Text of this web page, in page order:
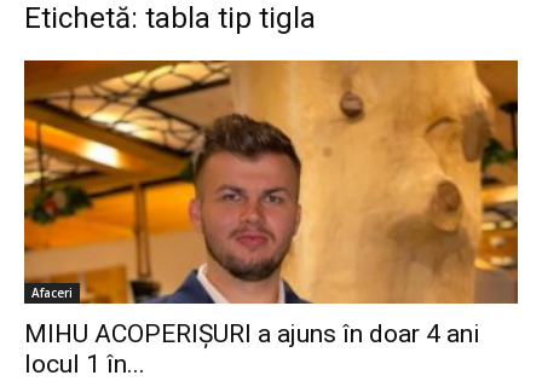
Etichetă: tabla tip tigla
Afaceri
MIHU ACOPERIŞURI a ajuns în doar 4 ani
locul 1 în...